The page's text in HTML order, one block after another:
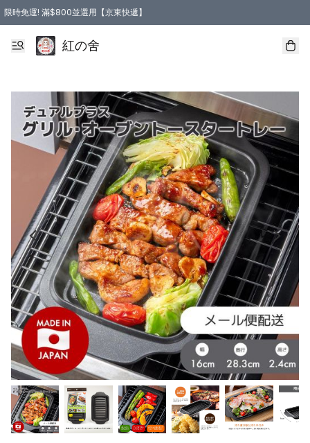
限時免運! 滿$800並選用【京東快遞】
紅の舍